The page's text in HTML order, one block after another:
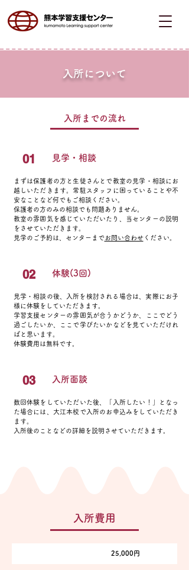
入所について
入所までの流れ
01 見学・相談
まずは保護者の方と生徒さんとで教室の見学・相談にお
越しいただきます。常駐スタッフに困っていることや不
安なことなど何でもご相談ください。
保護者の方のみの相談でも問題ありません。
​教室の雰囲気を感じていただいたり、当センターの説明
をさせていただきます。
見学のご予約は、センターまでお問い合わせください。
02 体験(3回)
​見学・相談の後、入所を検討される場合は、実際にお子
様に体験をしていただきます。
学習支援センターの雰囲気が合うかどうか、ここでどう
過ごしたいか、ここで学びたいかなどを見ていただけれ
ばと思います。
​体験費用は無料です。
03 ​入所面談
数回体験をしていただいた後、「入所したい！」となっ
た場合には、大江本校で入所のお申込みをしていただき
ます。
入所後のことなどの詳細を説明させていただきます。​
入所費用
​25,000円